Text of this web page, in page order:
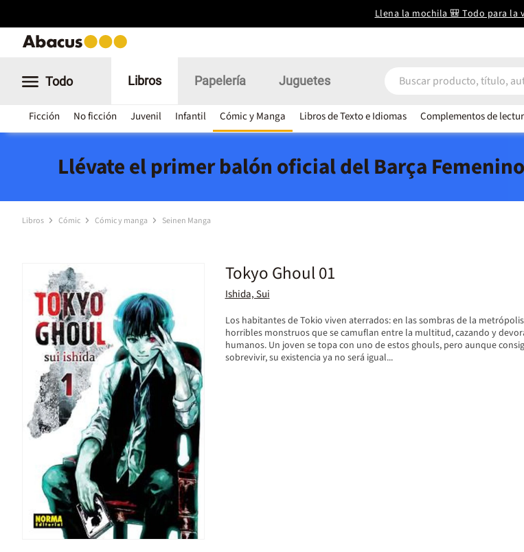
Llena la mochila 🎒 Todo para la
Todo Libros
Ficción No ficción Juvenil Infantil Cómic y Manga Libros de Texto e Idiomas Complementos de
Papelería Juguetes
Llévate el primer balón oficial del Barça Femenino
Libros Cómic Cómic y manga Seinen Manga
Tokyo Ghoul 01
Ishida, Sui
Los habitantes de Tokio viven aterrados: en las sombras de la
horribles monstruos que se camuflan entre la multitud, cazando y
humanos. Un joven se topa con uno de estos ghouls, pero aunque
sobrevivir, su existencia ya no será igual...